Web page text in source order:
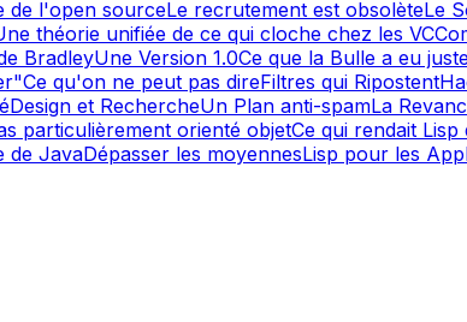
de l'open sourceLe recrutement est obsolèteLe
théorie unifiée de ce qui cloche chez les VC
BradleyUne Version 1.0Ce que la Bulle a eu
Ce qu'on ne peut pas direFiltres qui Ripostent
Design et RechercheUn Plan anti-spamLa
particulièrement orienté objetCe qui rendait Lisp
de JavaDépasser les moyennesLisp pour les